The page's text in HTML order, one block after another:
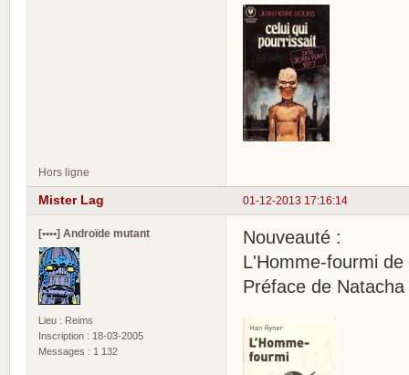
Hors ligne
01-12-2013 17:16:14
Mister Lag
[••••] Androïde mutant
Lieu : Reims
Inscription : 18-03-2005
Messages : 1 132
Nouveauté :
L'Homme-fourmi de
Préface de